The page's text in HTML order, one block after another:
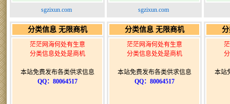
息网-免费信息发布网-
sgzixun.com
息网-免费信息发布网-
sgzixun.com
分类信息 无限商机
茫茫网海何处有生意
分类信息处处是商机
本站免费发布各类供求信息
QQ：80064517
分类信息 无限商机
茫茫网海何处有生意
分类信息处处是商机
本站免费发布各类供求信息
QQ：80064517
本站